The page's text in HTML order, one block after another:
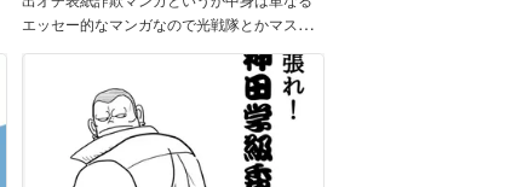
エッセー的なマンガなので光戦隊とかマスク